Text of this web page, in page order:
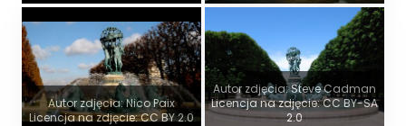
Autor zdjęcia: Nico Paix
Licencja na zdjęcie: CC BY 2.0
Autor zdjęcia: Steve Cadman
Licencja na zdjęcie: CC BY-SA
2.0